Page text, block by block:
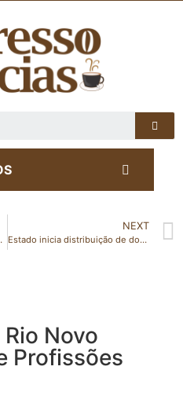
dos últimos 25 anos
NEXT
Estado inicia distribuição de doses de reforço para trabalhadores da saúde
Novo
Profissões